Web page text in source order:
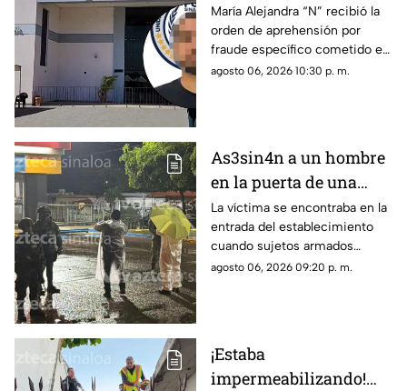
Isaac Andrey “N” y
detienen a segunda
implicada en
megafraude
María Alejandra “N” recibió la
orden de aprehensión por
fraude específico cometido en
Sinaloa, mientras que el primer
agosto 06, 2026 10:30 p. m.
As3sin4n a un hombre
en la puerta de una
tienda de conveniencia
en la Emiliano Zapata,
Culiacán
La víctima se encontraba en la
entrada del establecimiento
cuando sujetos armados
abrieron fuego contra él
agosto 06, 2026 09:20 p. m.
¡Estaba
impermeabilizando!